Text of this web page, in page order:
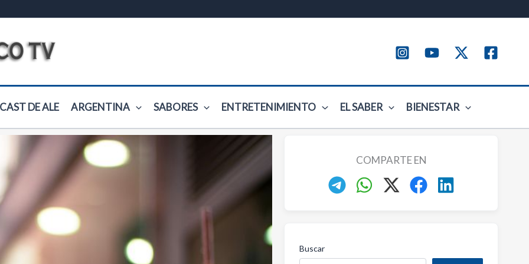
DE ALE ARGENTINA SABORES ENTRETENIMIENTO EL SABER BIENESTAR
COMPARTE EN
Buscar